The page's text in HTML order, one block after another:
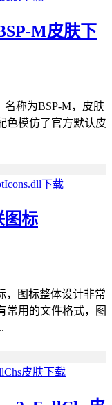
M皮肤下
名称为BSP-M，皮肤
色模仿了官方默认皮
图标
，图标整体设计非常
常用的文件格式，图